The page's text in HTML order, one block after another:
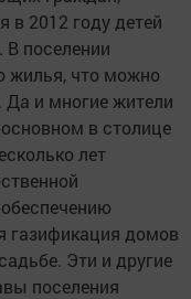
в 2012 году детей
поселении
жилья, что можно
Да и многие жители
в столице
лет
газификация домов
Эти и другие
поселения